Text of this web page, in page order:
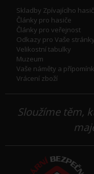
Skladby Zpívajícího
Články pro hasiče
Články pro veřejnost
Odkazy pro Vaše stránky
Velikostní tabulky
Muzeum
Vaše náměty a
Vrácení zboží
Sloužíme těm,